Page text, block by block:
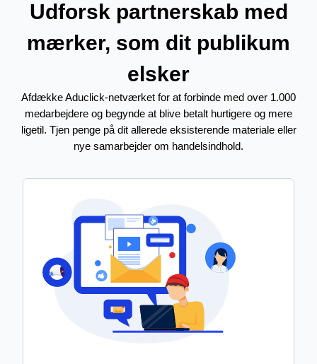
Udforsk partnerskab med
mærker, som dit publikum
elsker
Afdække Aduclick-netværket for at forbinde med over 1.000
medarbejdere og begynde at blive betalt hurtigere og mere
ligetil. Tjen penge på dit allerede eksisterende materiale eller
nye samarbejder om handelsindhold.